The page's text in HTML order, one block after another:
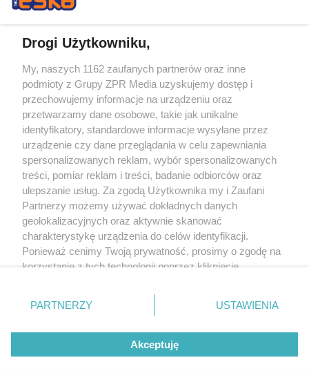
Żaden utwór zamieszczony w serwisie nie może być powielany i
rozpowszechniany lub dalej rozpowszechniany w jakikolwiek sposób (w
tym także elektroniczny lub mechaniczny) na jakimkolwiek polu
eksploatacji w jakiejkolwiek formie, włącznie z umieszczaniem w Internecie
bez pisemnej zgody właściciela praw. Jakiekolwiek użycie lub
wykorzystanie utworów w całości lub w części z naruszeniem prawa, tzn.
bez właściwej zgody, jest zabronione pod groźbą kary i może być ścigane
prawnie.
Drogi Użytkowniku,
My, naszych 1162 zaufanych partnerów oraz inne
podmioty z Grupy ZPR Media uzyskujemy dostęp i
przechowujemy informacje na urządzeniu oraz
przetwarzamy dane osobowe, takie jak unikalne
identyfikatory, standardowe informacje wysyłane przez
urządzenie czy dane przeglądania w celu zapewniania
spersonalizowanych reklam, wybór spersonalizowanych
treści, pomiar reklam i treści, badanie odbiorców oraz
ulepszanie usług. Za zgodą Użytkownika my i Zaufani
Partnerzy możemy używać dokładnych danych
geolokalizacyjnych oraz aktywnie skanować
charakterystykę urządzenia do celów identyfikacji.
Ponieważ cenimy Twoją prywatność, prosimy o zgodę na
korzystanie z tych technologii poprzez kliknięcie
zmienić/wycofać klikając przycisk ustawień prywatności
znajdujący się w lewym dolnym rogu strony
rodzaje przetwarzania danych nie wymagają zgody
użytkownika, ale masz prawo sprzeciwić się takiemu
przetwarzaniu. Preferencje będą miały zastosowanie tylko
PARTNERZY USTAWIENIA
Akceptuję